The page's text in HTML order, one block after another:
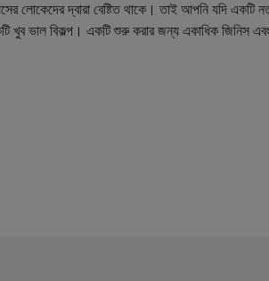
লোকেদের দ্বারা বেষ্টিত থাকে। তাই আপনি যদি একটি
খুব ভাল বিকল্প। একটি শুরু করার জন্য একাধিক জিনিস এবং